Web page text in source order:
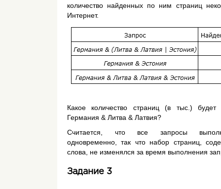
количество найденных по ним страниц
Интернет.
Какое количество страниц (в тыс.)
Германия & Литва & Латвия?
Считается, что все запросы
одновременно, так что набор страниц,
слова, не изменялся за время выполнения
Задание 3